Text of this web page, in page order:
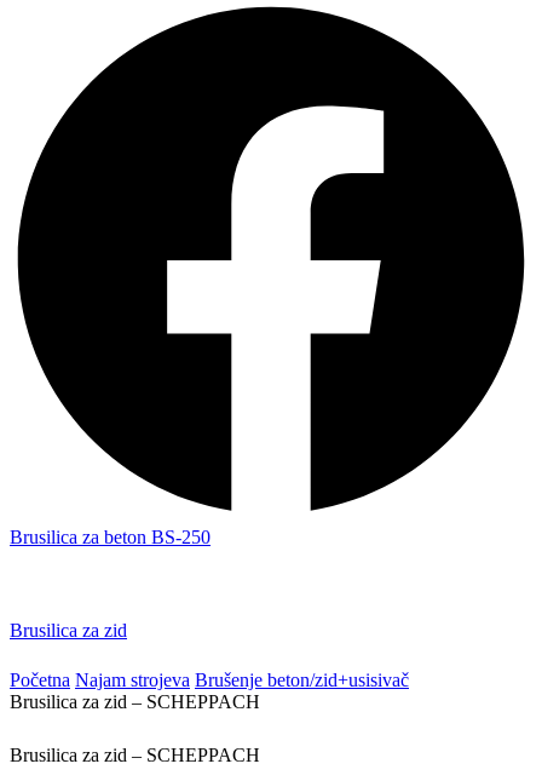
Brusilica za beton BS-250
Brusilica za zid
Početna Najam strojeva Brušenje beton/zid+usisivač
Brusilica za zid – SCHEPPACH
Brusilica za zid – SCHEPPACH